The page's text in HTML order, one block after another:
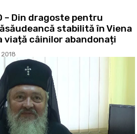
– Din dragoste pentru
stabilită în Viena
viață câinilor abandonați